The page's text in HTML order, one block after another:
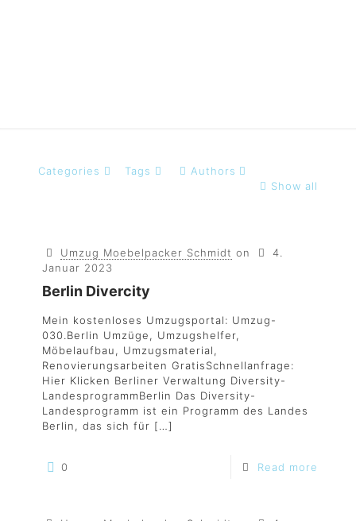
Categories Tags
Authors
Show all
Umzug Moebelpacker Schmidt on
4.
Januar 2023
Berlin Divercity
Mein kostenloses Umzugsportal: Umzug-
030.Berlin Umzüge, Umzugshelfer,
Möbelaufbau, Umzugsmaterial,
Renovierungsarbeiten GratisSchnellanfrage:
Hier Klicken Berliner Verwaltung Diversity-
LandesprogrammBerlin Das Diversity-
Landesprogramm ist ein Programm des Landes
Berlin, das sich für […]
0 Read more